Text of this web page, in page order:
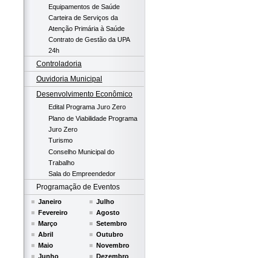
Equipamentos de Saúde
Carteira de Serviços da
Atenção Primária à Saúde
Contrato de Gestão da UPA
24h
Controladoria
Ouvidoria Municipal
Desenvolvimento Econômico
Edital Programa Juro Zero
Plano de Viabilidade Programa
Juro Zero
Turismo
Conselho Municipal do
Trabalho
Sala do Empreendedor
Programação de Eventos
Janeiro
Fevereiro
Março
Abril
Maio
Junho
Julho
Agosto
Setembro
Outubro
Novembro
Dezembro